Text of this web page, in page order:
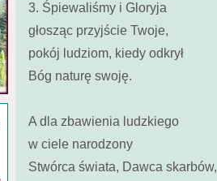
3. Śpiewaliśmy i Gloryja
głosząc przyjście Twoje,
pokój ludziom, kiedy odkrył
Bóg naturę swoję.
A dla zbawienia ludzkiego
w ciele narodzony
Stwórca świata, Dawca skarbów,